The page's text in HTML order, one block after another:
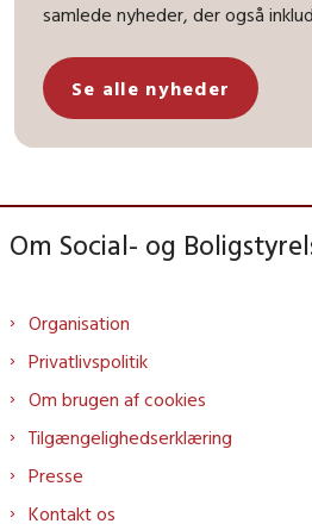
samlede nyheder, der også
Se alle nyheder
Om Social- og
Organisation
Privatlivspolitik
Om brugen af cookies
Tilgængelighedserklæring
Presse
Kontakt os